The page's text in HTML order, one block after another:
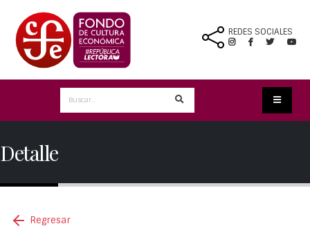
REDES SOCIALES
Detalle
Regresar